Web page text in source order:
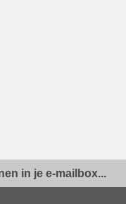
in je e-mailbox...